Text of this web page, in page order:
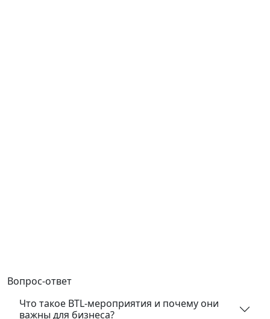
Вопрос-ответ
Что такое BTL-мероприятия и почему они
важны для бизнеса?